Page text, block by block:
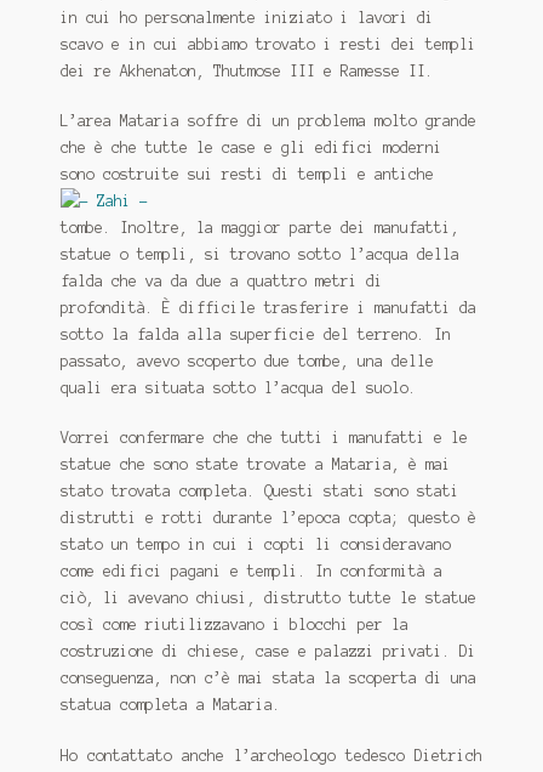
in cui ho personalmente iniziato i lavori di
scavo e in cui abbiamo trovato i resti dei templi
dei re Akhenaton, Thutmose III e Ramesse II.
L’area Mataria soffre di un problema molto grande
che è che tutte le case e gli edifici moderni
sono costruite sui resti di templi e antiche
tombe.
Inoltre, la maggior parte dei manufatti,
statue o templi, si trovano sotto l’acqua della
falda che va da due a quattro metri di
profondità.
È difficile trasferire i manufatti da
sotto la falda alla superficie del terreno.
In
passato, avevo scoperto due tombe, una delle
quali era situata sotto l’acqua del suolo.
Vorrei confermare che che tutti i manufatti e le
statue che sono state trovate a Mataria, è mai
stato trovata completa. Questi stati sono stati
distrutti e rotti durante l’epoca copta; questo è
stato un tempo in cui i copti li consideravano
come edifici pagani e templi.
In conformità a
ciò, li avevano chiusi, distrutto tutte le statue
così come riutilizzavano i blocchi per la
costruzione di chiese, case e palazzi privati.
Di
conseguenza, non c’è mai stata la scoperta di una
statua completa a Mataria.
Ho contattato anche l’archeologo tedesco Dietrich